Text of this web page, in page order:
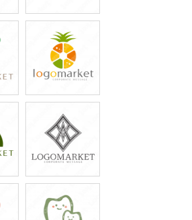
49,800円
(税込54,780円)
49,800円
(税込54,780円)
49,800円
(税込54,780円)